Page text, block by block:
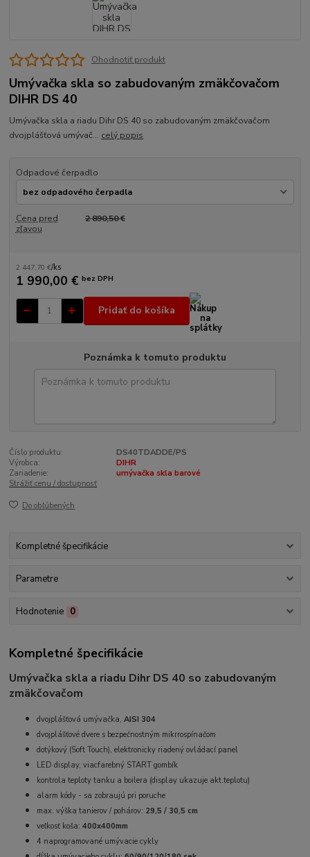
Ohodnotiť produkt
Umývačka skla so zabudovaným zmäkčovačom
DIHR DS 40
Umývačka skla a riadu Dihr DS 40 so zabudovaným zmäkčovačom
dvojplášťová umývač... celý popis
Odpadové čerpadlo
Cena pred
zľavou
2 890,50 €
2 447,70 €/ks
1 990,00 € bez DPH
Pridať do košíka
Poznámka k tomuto produktu
Číslo produktu:
DS40TDADDE/PS
Výrobca:
DIHR
Zariadenie:
umývačka skla barové
Strážiť cenu / dostupnosť
Do obľúbených
Kompletné špecifikácie
Parametre
Hodnotenie 0
Kompletné špecifikácie
Umývačka skla a riadu Dihr DS 40 so zabudovaným
zmäkčovačom
dvojplášťová umývačka,AISI 304
dvojplášťové dvere s bezpečnostným mikrrospínačom
dotýkový (Soft Touch), elektronicky riadený ovládací panel
LED display, viacfarebný START gombík
kontrola teploty tanku a boilera (display ukazuje akt.teplotu)
alarm kódy - sa zobraujú pri poruche
max. výška tanierov / pohárov: 29,5 / 30,5 cm
veľkosť koša:400x400mm
4 naprogramované umývacie cykly